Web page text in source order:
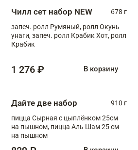
Чилл сет набор NEW
678 г
запеч. ролл Румяный, ролл Окунь
унаги, запеч. ролл Крабик Хот, ролл
Крабик
1 276 ₽ В корзину
Дайте две набор
910 г
пицца Сырная с цыплёнком 25см
на пышном, пицца Аль Шам 25 см
на пышном